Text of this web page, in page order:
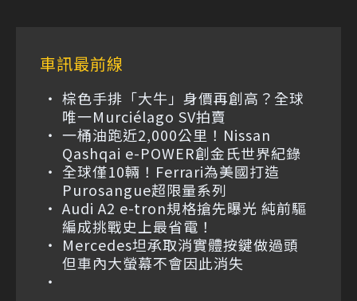
車訊最前線
棕色手排「大牛」身價再創高？全球
唯一Murciélago SV拍賣
一桶油跑近2,000公里！Nissan
Qashqai e-POWER創金氏世界紀錄
全球僅10輛！Ferrari為美國打造
Purosangue超限量系列
Audi A2 e-tron規格搶先曝光 純前驅
編成挑戰史上最省電！
Mercedes坦承取消實體按鍵做過頭
但車內大螢幕不會因此消失